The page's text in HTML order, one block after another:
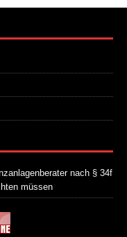
nach § 34f
müssen